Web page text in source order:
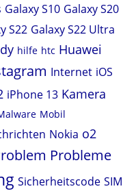
Galaxy S10 Galaxy S20
S22 Galaxy S22 Ultra
hilfe htc Huawei
Internet iOS
iPhone 13 Kamera
Mobil
Nokia o2
Probleme
Sicherheitscode SIM